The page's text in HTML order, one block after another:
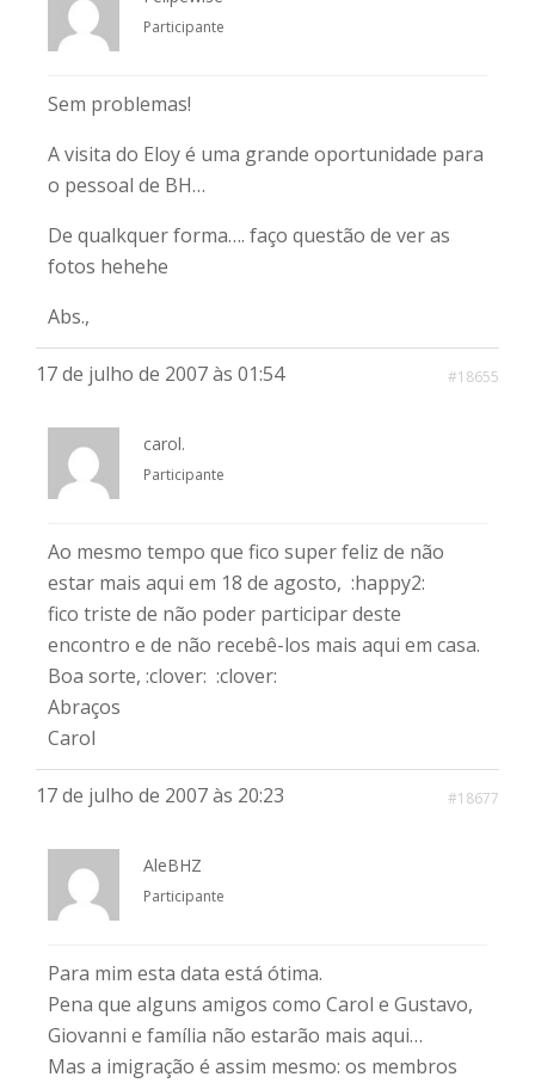
Participante
Sem problemas!
A visita do Eloy é uma grande oportunidade para
o pessoal de BH…
De qualkquer forma…. faço questão de ver as
fotos hehehe
Abs.,
17 de julho de 2007 às 01:54 #18655
carol.
Participante
Ao mesmo tempo que fico super feliz de não
estar mais aqui em 18 de agosto, :happy2:
fico triste de não poder participar deste
encontro e de não recebê-los mais aqui em casa.
Boa sorte, :clover: :clover:
Abraços
Carol
17 de julho de 2007 às 20:23 #18677
AleBHZ
Participante
Para mim esta data está ótima.
Pena que alguns amigos como Carol e Gustavo,
Giovanni e família não estarão mais aqui…
Mas a imigração é assim mesmo: os membros